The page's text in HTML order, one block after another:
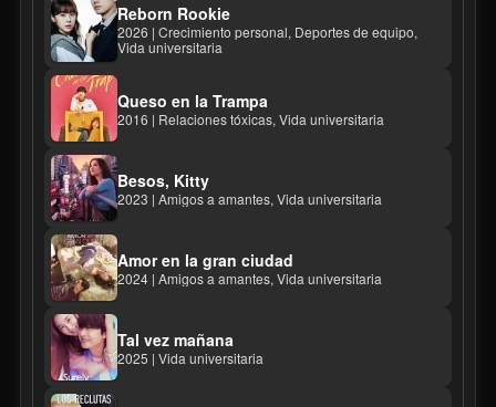
Reborn Rookie
2026 | Crecimiento personal, Deportes de equipo,
Vida universitaria
Queso en la Trampa
2016 | Relaciones tóxicas, Vida universitaria
Besos, Kitty
2023 | Amigos a amantes, Vida universitaria
Amor en la gran ciudad
2024 | Amigos a amantes, Vida universitaria
Tal vez mañana
2025 | Vida universitaria